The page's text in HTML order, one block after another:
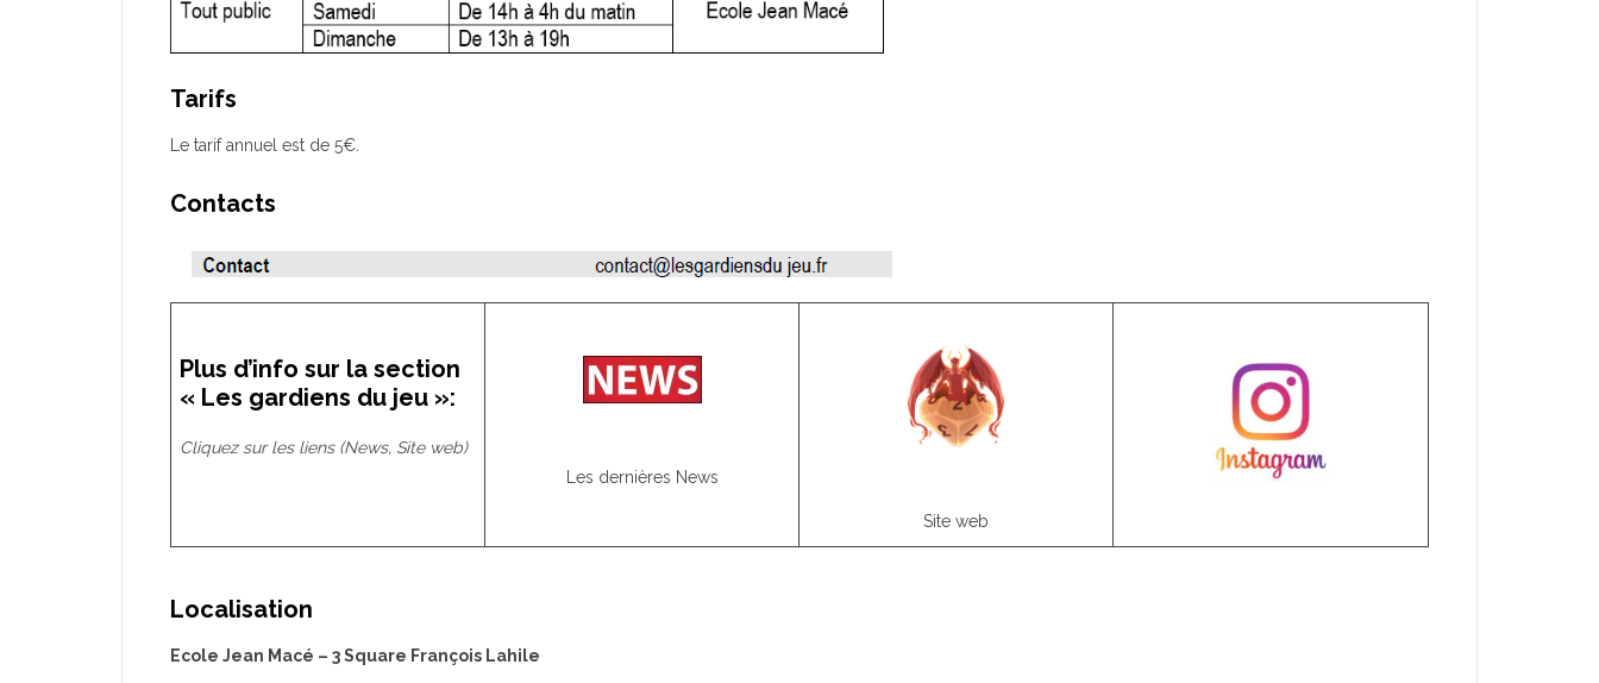
Tarifs
Le tarif annuel est de 5€.
Contacts
Plus d’info sur la section
« Les gardiens du jeu »:
Cliquez sur les liens (News, Site web)
Les dernières News
Site web
Localisation
Ecole Jean Macé – 3 Square François Lahile